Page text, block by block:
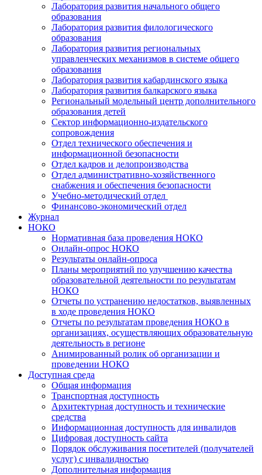
Лаборатория развития начального общего
образования
Лаборатория развития филологического
образования
Лаборатория развития региональных
управленческих механизмов в системе общего
образования
Лаборатория развития кабардинского языка
Лаборатория развития балкарского языка
Региональный модельный центр дополнительного
образования детей
Сектор информационно-издательского
сопровождения
Отдел технического обеспечения и
информационной безопасности
Отдел кадров и делопроизводства
Отдел административно-хозяйственного
снабжения и обеспечения безопасности
Учебно-методический отдел
Финансово-экономический отдел
Журнал
НОКО
Нормативная база проведения НОКО
Онлайн-опрос НОКО
Результаты онлайн-опроса
Планы мероприятий по улучшению качества
образовательной деятельности по результатам
НОКО
Отчеты по устранению недостатков, выявленных
в ходе проведения НОКО
Отчеты по результатам проведения НОКО в
организациях, осуществляющих образовательную
деятельность в регионе
Анимированный ролик об организации и
проведении НОКО
Доступная среда
Общая информация
Транспортная доступность
Архитектурная доступность и технические
средства
Информационная доступность для инвалидов
Цифровая доступность сайта
Порядок обслуживания посетителей (получателей
услуг) с инвалидностью
Дополнительная информация